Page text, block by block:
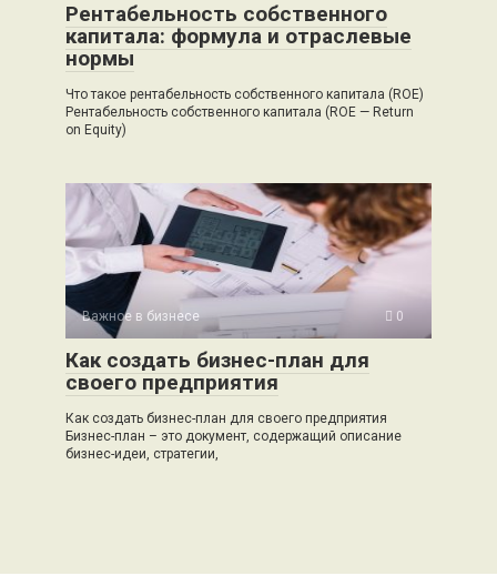
Рентабельность собственного
капитала: формула и отраслевые
нормы
Что такое рентабельность собственного капитала (ROE)
Рентабельность собственного капитала (ROE — Return
on Equity)
Важное в бизнесе 0
Как создать бизнес-план для
своего предприятия
Как создать бизнес-план для своего предприятия
Бизнес-план – это документ, содержащий описание
бизнес-идеи, стратегии,